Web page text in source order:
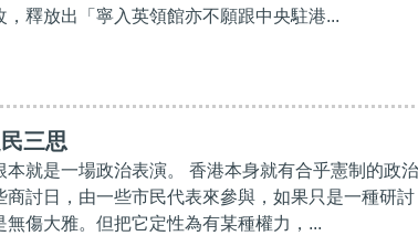
，釋放出「寧入英領館亦不願跟中央駐港...
三思
就是一場政治表演。 香港本身就有合乎憲制的政治
討日，由一些市民代表來參與，如果只是一種研討
傷大雅。但把它定性為有某種權力，...